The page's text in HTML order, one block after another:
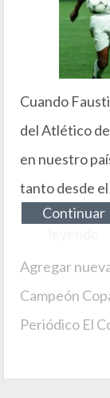
Cuando
del Atlético
en nuestro
tanto desde
Continuar
Agregar
Campeón
Periódico El